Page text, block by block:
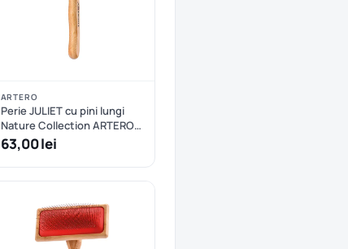
ARTERO
Perie JULIET cu pini lungi
Nature Collection ARTERO -
S
63,00 lei